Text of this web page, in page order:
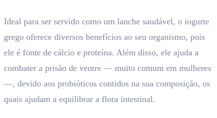
Ideal para ser servido como um lanche saudável, o iogurte
grego oferece diversos benefícios ao seu organismo, pois
ele é fonte de cálcio e proteína. Além disso, ele ajuda a
combater a prisão de ventre — muito comum em mulheres
—, devido aos probióticos contidos na sua composição, os
quais ajudam a equilibrar a flora intestinal.